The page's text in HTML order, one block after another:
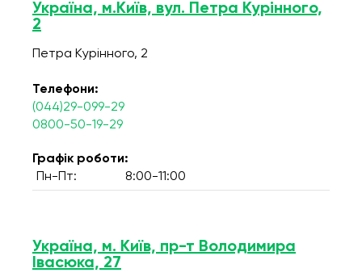
Україна, м.Київ, вул. Петра Курінного,
2
Петра Курінного, 2
Телефони:
(044)29-099-29
0800-50-19-29
Графік роботи:
Пн-Пт:
8:00-11:00
Україна, м. Київ, пр-т Володимира
Івасюка, 27